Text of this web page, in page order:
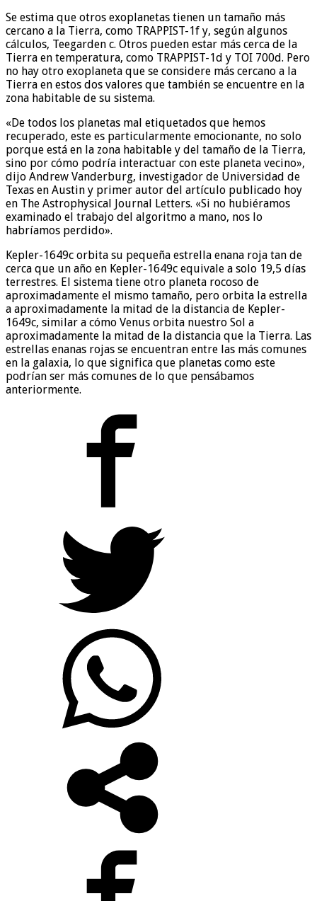
Se estima que otros exoplanetas tienen un tamaño más
cercano a la Tierra, como TRAPPIST-1f y, según algunos
cálculos, Teegarden c. Otros pueden estar más cerca de la
Tierra en temperatura, como TRAPPIST-1d y TOI 700d. Pero
no hay otro exoplaneta que se considere más cercano a la
Tierra en estos dos valores que también se encuentre en la
zona habitable de su sistema.
«De todos los planetas mal etiquetados que hemos
recuperado, este es particularmente emocionante, no solo
porque está en la zona habitable y del tamaño de la Tierra,
sino por cómo podría interactuar con este planeta vecino»,
dijo Andrew Vanderburg, investigador de Universidad de
Texas en Austin y primer autor del artículo publicado hoy
en The Astrophysical Journal Letters. «Si no hubiéramos
examinado el trabajo del algoritmo a mano, nos lo
habríamos perdido».
Kepler-1649c orbita su pequeña estrella enana roja tan de
cerca que un año en Kepler-1649c equivale a solo 19,5 días
terrestres. El sistema tiene otro planeta rocoso de
aproximadamente el mismo tamaño, pero orbita la estrella
a aproximadamente la mitad de la distancia de Kepler-
1649c, similar a cómo Venus orbita nuestro Sol a
aproximadamente la mitad de la distancia que la Tierra. Las
estrellas enanas rojas se encuentran entre las más comunes
en la galaxia, lo que significa que planetas como este
podrían ser más comunes de lo que pensábamos
anteriormente.